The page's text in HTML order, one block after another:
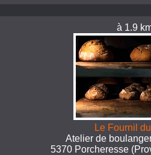
à 1.9
Le Fournil
Atelier de
5370 Porcheresse